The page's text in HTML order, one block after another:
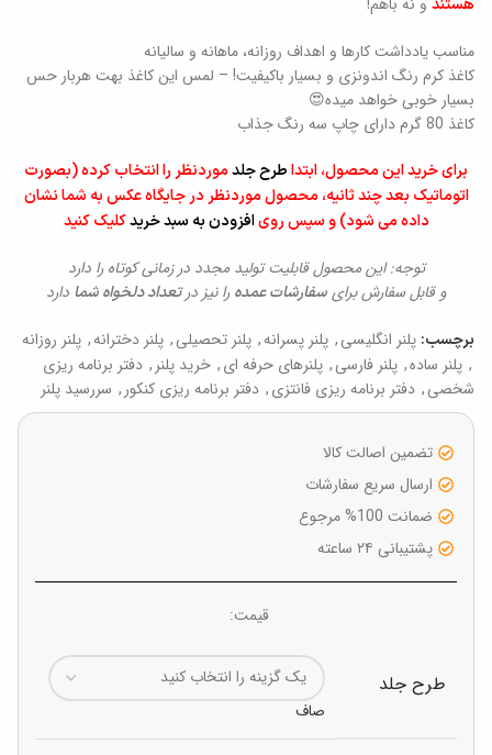
مناسب یادداشت کارها و اهداف روزانه، ماهانه و سالیانه
کاغذ کرم رنگ اندونزی و بسیار باکیفیت! – لمس این کاغذ بهت هربار حس
بسیار خوبی خواهد میده😍
کاغذ 80 گرم دارای چاپ سه رنگ جذاب
برای خرید این محصول، ابتداطرح جلدموردنظر را انتخاب کرده (بصورت
اتوماتیک بعد چند ثانیه، محصول موردنظر در جایگاه عکس به شما نشان
داده می شود) و سپس رویافزودن به سبد خریدکلیک کنید
توجه: این محصول قابلیت تولید مجدد در زمانی کوتاه را دارد
و قابل سفارش برایسفارشات عمده را نیز درتعداد دلخواه شما دارد
برچسب: پلنر انگلیسی, پلنر پسرانه, پلنر تحصیلی, پلنر دخترانه, پلنر روزانه
, پلنر ساده, پلنر فارسی, پلنرهای حرفه ای, خرید پلنر , دفتر برنامه ریزی
شخصی, دفتر برنامه ریزی فانتزی, دفتر برنامه ریزی کنکور, سررسید پلنر
تضمین اصالت کالا
ارسال سریع سفارشات
ضمانت 100% مرجوع
پشتیبانی ۲۴ ساعته
قیمت:
طرح جلد
صاف